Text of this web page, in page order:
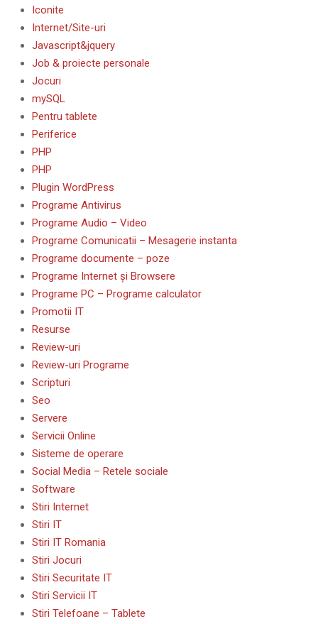
Iconite
Internet/Site-uri
Javascript&jquery
Job & proiecte personale
Jocuri
mySQL
Pentru tablete
Periferice
PHP
PHP
Plugin WordPress
Programe Antivirus
Programe Audio – Video
Programe Comunicatii – Mesagerie instanta
Programe documente – poze
Programe Internet și Browsere
Programe PC – Programe calculator
Promotii IT
Resurse
Review-uri
Review-uri Programe
Scripturi
Seo
Servere
Servicii Online
Sisteme de operare
Social Media – Retele sociale
Software
Stiri Internet
Stiri IT
Stiri IT Romania
Stiri Jocuri
Stiri Securitate IT
Stiri Servicii IT
Stiri Telefoane – Tablete